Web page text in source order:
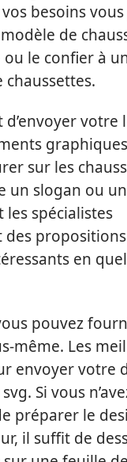
besoins
de
le confier à
votre
sur les
un slogan ou
les spécialistes
en
pouvez
même. Les
envoyer votre
Si vous
préparer le
il suffit de